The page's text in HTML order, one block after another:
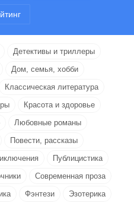
Детективы и триллеры
Дом, семья, хобби
Классическая литература
Красота и здоровье
Любовные романы
Повести, рассказы
Публицистика
Современная проза
Фэнтези
Эзотерика